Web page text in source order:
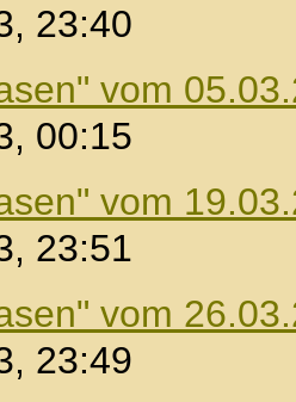
23:40
vom
00:15
vom
23:51
vom
23:49